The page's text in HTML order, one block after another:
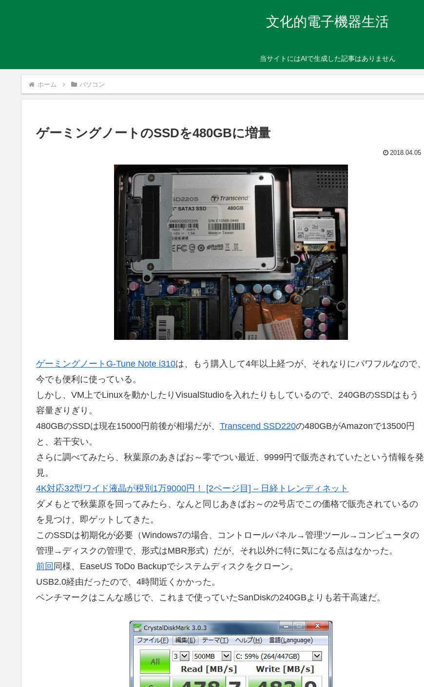
文化的電子機器生活
当サイトにはAIで生成した記事はありません
ホーム パソコン
ゲーミングノートのSSDを480GBに増量
2018.04.05
ゲーミングノートG-Tune Note i310は、もう購入して4年以上経つが、それなりにパワフルなので、
今でも便利に使っている。
しかし、VM上でLinuxを動かしたりVisualStudioを入れたりもしているので、240GBのSSDはもう
容量ぎりぎり。
480GBのSSDは現在15000円前後が相場だが、 Transcend SSD220の480GBがAmazonで13500円
と、若干安い。
さらに調べてみたら、秋葉原のあきばお～零でつい最近、9999円で販売されていたという情報を発
見。
4K対応32型ワイド液晶が税別1万9000円！ [2ページ目] – 日経トレンディネット
ダメもとで秋葉原を回ってみたら、なんと同じあきばお～の2号店でこの価格で販売されているの
を見つけ、即ゲットしてきた。
このSSDは初期化が必要（Windows7の場合、コントロールパネル→管理ツール→コンピュータの
管理→ディスクの管理で、形式はMBR形式）だが、それ以外に特に気になる点はなかった。
前回 同様、EaseUS ToDo Backupでシステムディスクをクローン。
USB2.0経由だったので、4時間近くかかった。
ベンチマークはこんな感じで、これまで使っていたSanDiskの240GBよりも若干高速だ。